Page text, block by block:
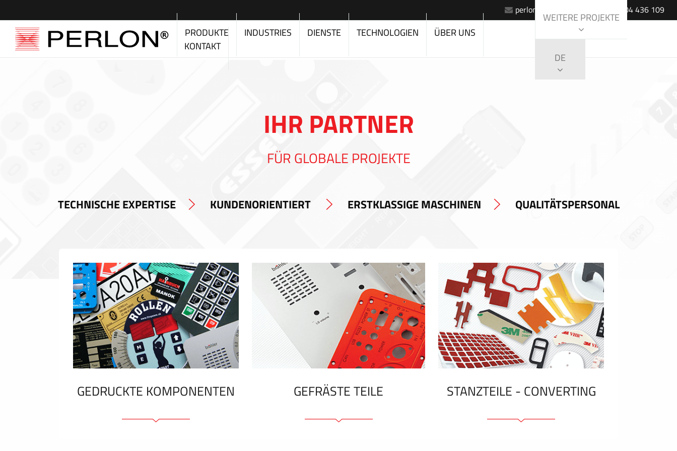
perlon@perlon.sk +420 604 436 109
PRODUKTE INDUSTRIES DIENSTE TECHNOLOGIEN
ÜBER UNS
KONTAKT
WEITERE PROJEKTE
DE
IHR PARTNER
FÜR GLOBALE PROJEKTE
TECHNISCHE EXPERTISE KUNDENORIENTIERT ERSTKLASSIGE MASCHINEN QUALITÄTSPERSONAL
GEDRUCKTE KOMPONENTEN GEFRÄSTE TEILE STANZTEILE - CONVERTING